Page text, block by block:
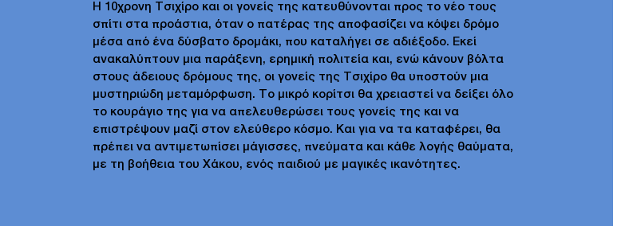
Η 10χρονη Τσιχίρο και οι γονείς της κατευθύνονται προς το νέο τους
σπίτι στα προάστια, όταν ο πατέρας της αποφασίζει να κόψει δρόμο
μέσα από ένα δύσβατο δρομάκι, που καταλήγει σε αδιέξοδο. Εκεί
ανακαλύπτουν μια παράξενη, ερημική πολιτεία και, ενώ κάνουν βόλτα
στους άδειους δρόμους της, οι γονείς της Τσιχίρο θα υποστούν μια
μυστηριώδη μεταμόρφωση. Το μικρό κορίτσι θα χρειαστεί να δείξει όλο
το κουράγιο της για να απελευθερώσει τους γονείς της και να
επιστρέψουν μαζί στον ελεύθερο κόσμο. Και για να τα καταφέρει, θα
πρέπει να αντιμετωπίσει μάγισσες, πνεύματα και κάθε λογής θαύματα,
με τη βοήθεια του Χάκου, ενός παιδιού με μαγικές ικανότητες.